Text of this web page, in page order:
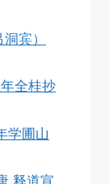
宾）
全桂抄
学圃山
.释道宣